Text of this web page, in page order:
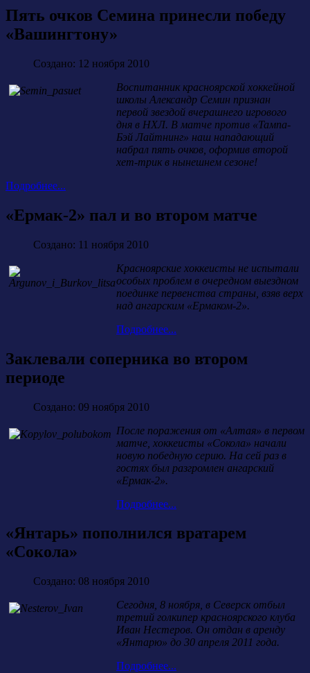
Пять очков Семина принесли победу
«Вашингтону»
Создано: 12 ноября 2010
Воспитанник красноярской хоккейной
школы Александр Семин признан
первой звездой вчерашнего игрового
дня в НХЛ. В матче против «Тампа-
Бэй Лайтнинг» наш нападающий
набрал пять очков, оформив второй
хет-трик в нынешнем сезоне!
Подробнее...
«Ермак-2» пал и во втором матче
Создано: 11 ноября 2010
Красноярские хоккеисты не испытали
особых проблем в очередном выездном
поединке первенства страны, взяв верх
над ангарским «Ермаком-2».
Подробнее...
Заклевали соперника во втором
периоде
Создано: 09 ноября 2010
После поражения от «Алтая» в первом
матче, хоккеисты «Сокола» начали
новую победную серию. На сей раз в
гостях был разгромлен ангарский
«Ермак-2».
Подробнее...
«Янтарь» пополнился вратарем
«Сокола»
Создано: 08 ноября 2010
Сегодня, 8 ноября, в Северск отбыл
третий голкипер красноярского клуба
Иван Нестеров. Он отдан в аренду
«Янтарю» до 30 апреля 2011 года.
Подробнее...